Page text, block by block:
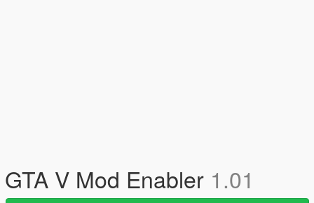
GTA V Mod Enabler 1.01